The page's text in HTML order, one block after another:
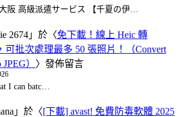
阪 高級派遣サービス 【千夏の伊…
2674 」於〈免下載！線上 Heic 轉
可批次處理最多 50 張照片！（Convert
） 〉發佈留言
I can batc…
」於〈[下載] avast! 免費防毒軟體 2025